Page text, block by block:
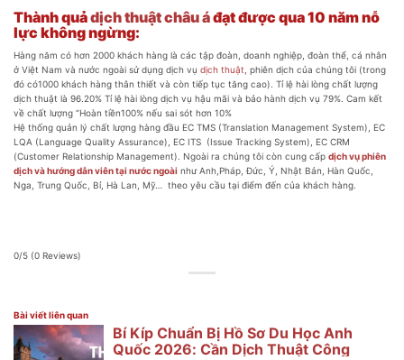
Thành quảdịch thuật châu áđạt được qua 10 năm nỗ
lực không ngừng:
Hàng năm có hơn 2000 khách hàng là các tập đoàn, doanh nghiệp, đoàn thể, cá nhân
ở Việt Nam và nước ngoài sử dụng dịch vụ dịch thuật , phiên dịch của chúng tôi (trong
đó có1000 khách hàng thân thiết và còn tiếp tục tăng cao). Tỉ lệ hài lòng chất lượng
dịch thuật là 96.20% Tỉ lệ hài lòng dịch vụ hậu mãi và bảo hành dịch vụ 79% . Cam kết
về chất lượng “Hoàn tiền100% nếu sai sót hơn 10%
Hệ thống quản lý chất lượng hàng đầu EC TMS (Translation Management System), EC
LQA (Language Quality Assurance), EC ITS (Issue Tracking System), EC CRM
(Customer Relationship Management). Ngoài ra chúng tôi còn cung cấp dịch vụ phiên
dịch và hướng dẫn viên tại nước ngoài như Anh,Pháp, Đức, Ý, Nhật Bản, Hàn Quốc,
Nga, Trung Quốc, Bỉ, Hà Lan, Mỹ… theo yêu cầu tại điểm đến của khách hàng.
0/5 (0 Reviews)
Bài viết liên quan
Bí Kíp Chuẩn Bị Hồ Sơ Du Học Anh
Quốc 2026: Cần Dịch Thuật Công